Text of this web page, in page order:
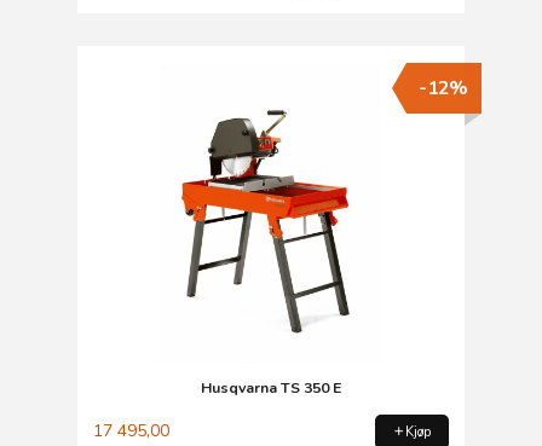
Husqvarna TS 350 E
17 495,00
-12%
Kjøp